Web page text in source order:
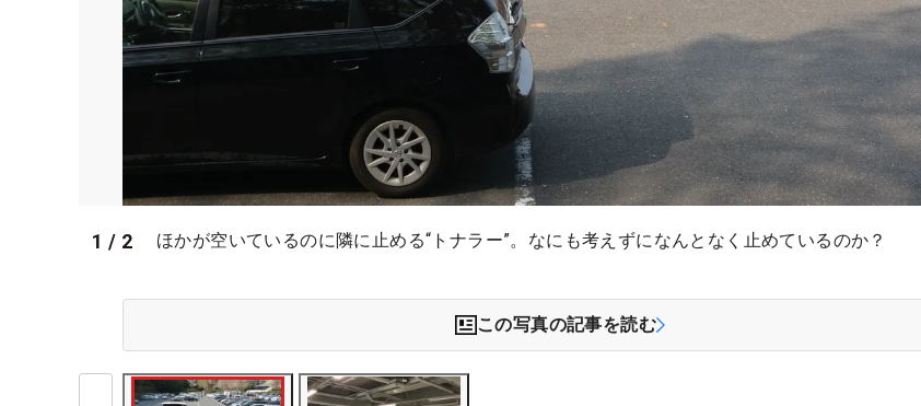
1 / 2 ほかが空いているのに隣に止める“トナラー”。なにも考えずになんとなく止めているのか？
この写真の記事を読む